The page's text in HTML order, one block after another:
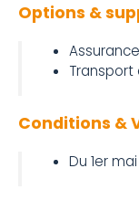
Options &
Transport
Conditions &
Du 1er